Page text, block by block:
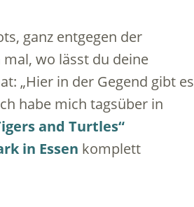
ganz entgegen der
mal, wo lässt du deine
„Hier in der Gegend gibt es
habe mich tagsüber in
and Turtles“
in Essen komplett